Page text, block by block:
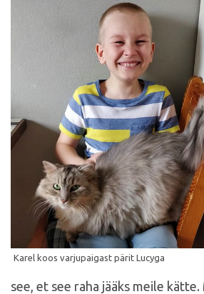
see, et see raha jääks meile kätte.